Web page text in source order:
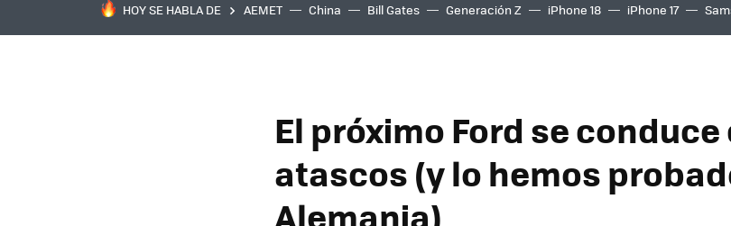
HOY SE HABLA DE AEMET China Bill Gates Generación Z iPhone 18 iPhone 17
El próximo Ford se
atascos (y lo hemos
Alemania)